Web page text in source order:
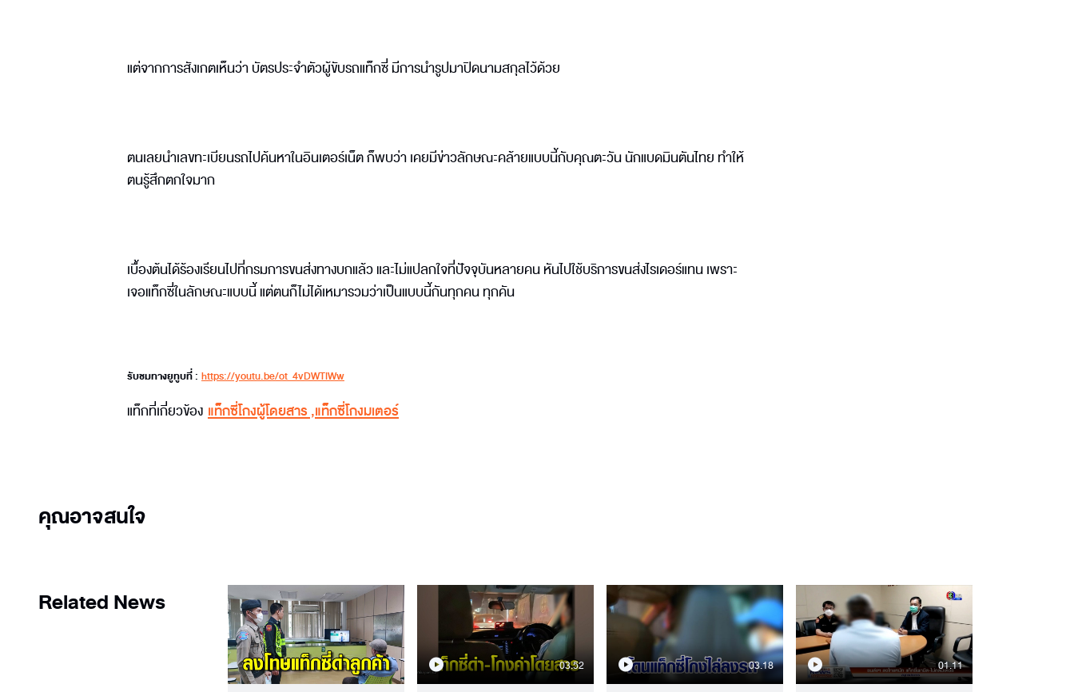
แต่จากการสังเกตเห็นว่า บัตรประจำตัวผู้ขับรถแท็กซี่ มีการนำรูปมาปิดนามสกุลไว้ด้วย
ตนเลยนำเลขทะเบียนรถไปค้นหาในอินเตอร์เน็ต ก็พบว่า เคยมีข่าวลักษณะคล้ายแบบนี้กับคุณตะวัน นักแบดมินตันไทย ทำให้
ตนรู้สึกตกใจมาก
เบื้องต้นได้ร้องเรียนไปที่กรมการขนส่งทางบกแล้ว และไม่แปลกใจที่ปัจจุบันหลายคน หันไปใช้บริการขนส่งไรเดอร์แทน เพราะ
เจอแท็กซี่ในลักษณะแบบนี้ แต่ตนก็ไม่ได้เหมารวมว่าเป็นแบบนี้กันทุกคน ทุกคัน
รับชมทางยูทูบที่ : https://youtu.be/ot_4vDWTlWw
แท็กที่เกี่ยวข้อง แท็กซี่โกงผู้โดยสาร,แท็กซี่โกงมเตอร์
คุณอาจสนใจ
Related News
03.52 03.18 01.11